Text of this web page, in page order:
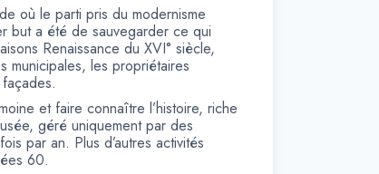
où le parti pris du modernisme
but a été de sauvegarder ce qui
Renaissance du XVI° siècle,
municipales, les propriétaires
et faire connaître l’histoire, riche
géré uniquement par des
par an. Plus d’autres activités
60.